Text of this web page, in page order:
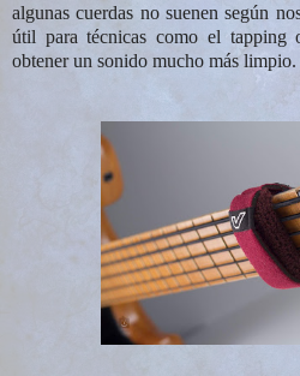
algunas cuerdas no suenen según
útil para técnicas como el tapping
obtener un sonido mucho más limpio.